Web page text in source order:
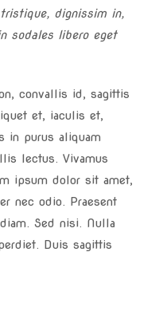
dignissim in,
sodales libero eget
convallis id, sagittis
et, iaculis et,
in purus aliquam
lectus. Vivamus
ipsum dolor sit amet,
nec odio. Praesent
Sed nisi. Nulla
Duis sagittis